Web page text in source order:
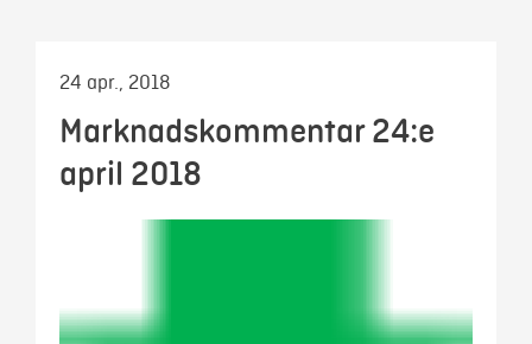
24 apr., 2018
Marknadskommentar 24:e
april 2018